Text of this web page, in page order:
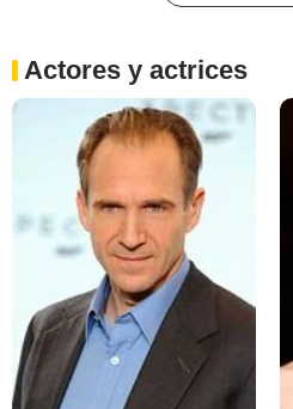
Actores y actrices